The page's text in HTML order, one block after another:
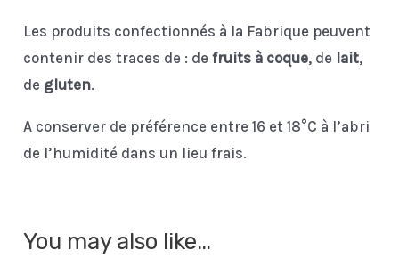
Les produits confectionnés à la Fabrique peuvent
contenir des traces de : defruits à coque, de lait,
de gluten.
A conserver de préférence entre 16 et 18°C à l’abri
de l’humidité dans un lieu frais.
You may also like…